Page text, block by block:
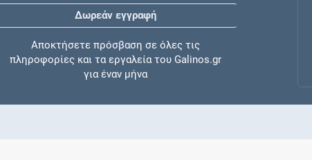
Δωρεάν εγγραφή
Αποκτήσετε πρόσβαση σε όλες τις
πληροφορίες και τα εργαλεία του Galinos.gr
για έναν μήνα